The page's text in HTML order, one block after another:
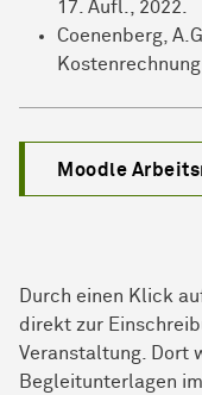
17. Aufl., 2022.
Coenenberg,
Moodle
Durch einen Klick
direkt zur
Veranstaltung. Dort
Begleitunterlagen